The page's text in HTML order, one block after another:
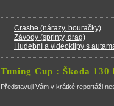
Crashe (nárazy, bouračky)
Závody (sprinty, drag)
Hudební a videoklipy s
Tuning Cup : Škoda 130
Představuji Vám v krátké reportáži